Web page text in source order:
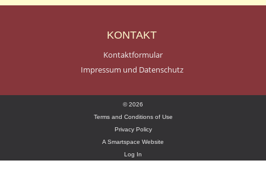
KONTAKT
Kontaktformular
Impressum und Datenschutz
© 2026
Terms and Conditions of Use
Privacy Policy
A Smartspace Website
Log In